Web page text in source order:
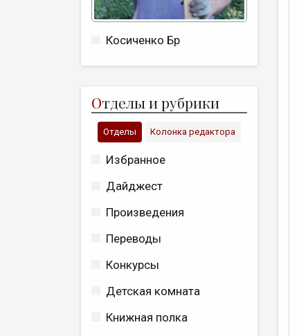
Косиченко Бр
Отделы и рубрики
Отделы Колонка редактора
Избранное
Дайджест
Произведения
Переводы
Конкурсы
Детская комната
Книжная полка